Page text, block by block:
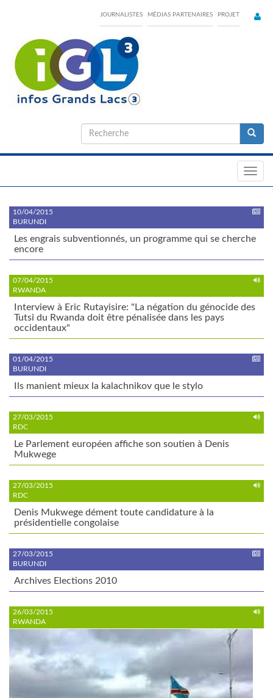
content
JOURNALISTES MÉDIAS PARTENAIRES PROJET
Formulaire
de
10/04/2015
BURUNDI
Les engrais subventionnés, un programme qui se cherche
encore
07/04/2015
RWANDA
Interview à Eric Rutayisire: "La négation du génocide des
Tutsi du Rwanda doit être pénalisée dans les pays
occidentaux"
01/04/2015
BURUNDI
Ils manient mieux la kalachnikov que le stylo
27/03/2015
RDC
Le Parlement européen affiche son soutien à Denis
Mukwege
27/03/2015
RDC
Denis Mukwege dément toute candidature à la
présidentielle congolaise
27/03/2015
BURUNDI
Archives Elections 2010
26/03/2015
RWANDA